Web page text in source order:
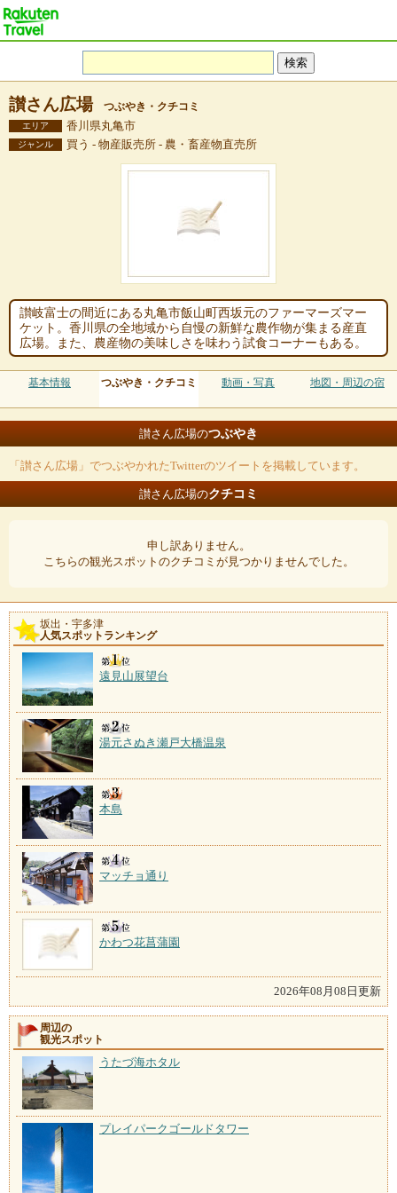
讃さん広場 つぶやき・クチコミ
エリア 香川県丸亀市
ジャンル 買う - 物産販売所 - 農・畜産物直売所
讃岐富士の間近にある丸亀市飯山町西坂元のファーマーズマー
ケット。香川県の全地域から自慢の新鮮な農作物が集まる産直
広場。また、農産物の美味しさを味わう試食コーナーもある。
基本情報 つぶやき・クチコミ 動画・写真 地図・周辺の宿
讃さん広場のつぶやき
「讃さん広場」でつぶやかれたTwitterのツイートを掲載しています。
讃さん広場のクチコミ
申し訳ありません。
こちらの観光スポットのクチコミが見つかりませんでした。
坂出・宇多津
人気スポットランキング
遠見山展望台
湯元さぬき瀬戸大橋温泉
本島
マッチョ通り
かわつ花菖蒲園
2026年08月08日更新
周辺の
観光スポット
うたづ海ホタル
プレイパークゴールドタワー